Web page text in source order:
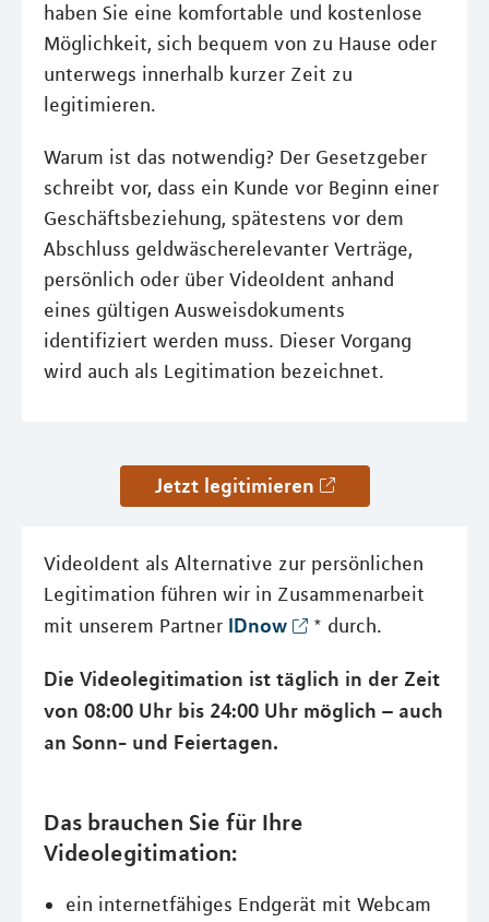
haben Sie eine komfortable und kostenlose
Möglichkeit, sich bequem von zu Hause oder
unterwegs innerhalb kurzer Zeit zu
legitimieren.
Warum ist das notwendig? Der Gesetzgeber
schreibt vor, dass ein Kunde vor Beginn einer
Geschäftsbeziehung, spätestens vor dem
Abschluss geldwäscherelevanter Verträge,
persönlich oder über VideoIdent anhand
eines gültigen Ausweisdokuments
identifiziert werden muss. Dieser Vorgang
wird auch als Legitimation bezeichnet.
Jetzt legitimieren
VideoIdent als Alternative zur persönlichen
Legitimation führen wir in Zusammenarbeit
mit unserem Partner IDnow * durch.
Die Videolegitimation ist täglich in der Zeit
von 08:00 Uhr bis 24:00 Uhr möglich – auch
an Sonn- und Feiertagen.
Das brauchen Sie für Ihre
Videolegitimation:
ein internetfähiges Endgerät mit Webcam